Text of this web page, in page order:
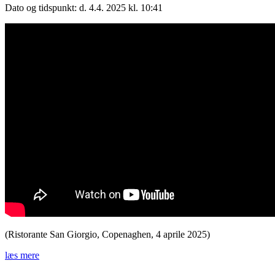
Dato og tidspunkt: d. 4.4. 2025 kl. 10:41
(Ristorante San Giorgio, Copenaghen, 4 aprile 2025)
læs mere